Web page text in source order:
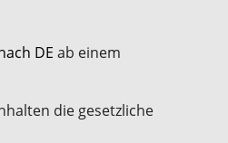
DE ab einem
die gesetzliche